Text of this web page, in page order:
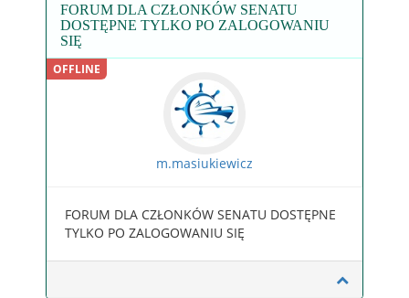
FORUM DLA CZŁONKÓW SENATU
DOSTĘPNE TYLKO PO ZALOGOWANIU
SIĘ
m.masiukiewicz
FORUM DLA CZŁONKÓW SENATU DOSTĘPNE
TYLKO PO ZALOGOWANIU SIĘ